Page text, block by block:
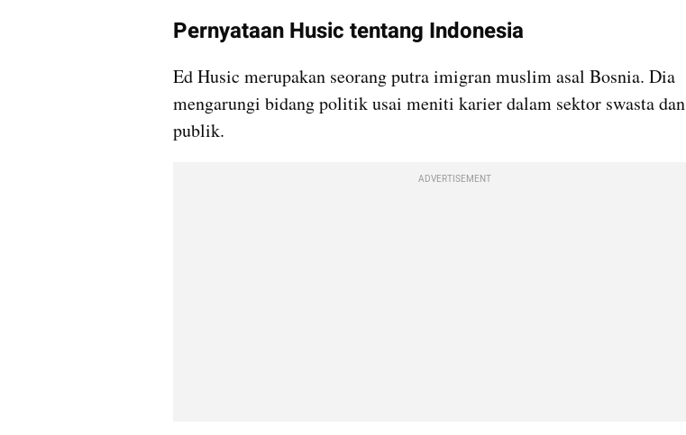
Pernyataan Husic tentang Indonesia
Ed Husic merupakan seorang putra imigran muslim asal Bosnia. Dia
mengarungi bidang politik usai meniti karier dalam sektor swasta dan
publik.
ADVERTISEMENT